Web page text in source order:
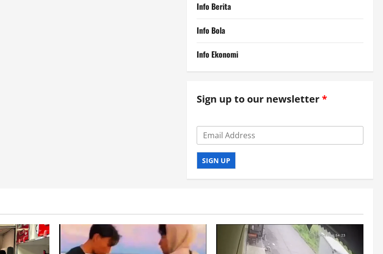
Info Berita
Info Bola
Info Ekonomi
Sign up to our newsletter
SIGN UP